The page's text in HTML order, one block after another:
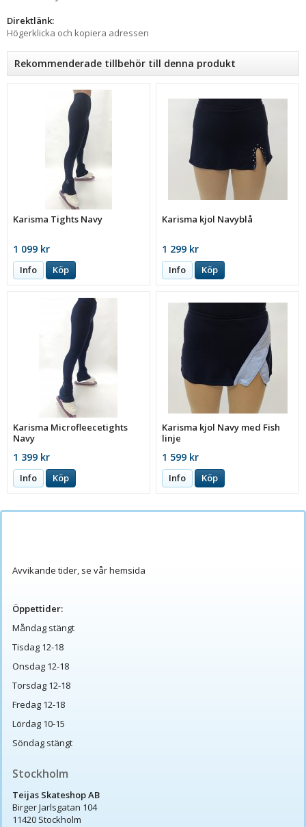
Direktlänk:
Högerklicka och kopiera adressen
Rekommenderade tillbehör till denna produkt
Karisma Tights Navy
1 099 kr
Info Köp
Karisma kjol Navyblå
1 299 kr
Info Köp
Karisma Microfleecetights
Navy
1 399 kr
Info Köp
Karisma kjol Navy med Fish
linje
1 599 kr
Info Köp
Avvikande tider, se vår hemsida
Öppettider:
Måndag stängt
Tisdag 12-18
Onsdag 12-18
Torsdag 12-18
Fredag 12-18
Lördag 10-15
Söndag stängt
Stockholm
Teijas Skateshop AB
Birger Jarlsgatan 104
11420 Stockholm